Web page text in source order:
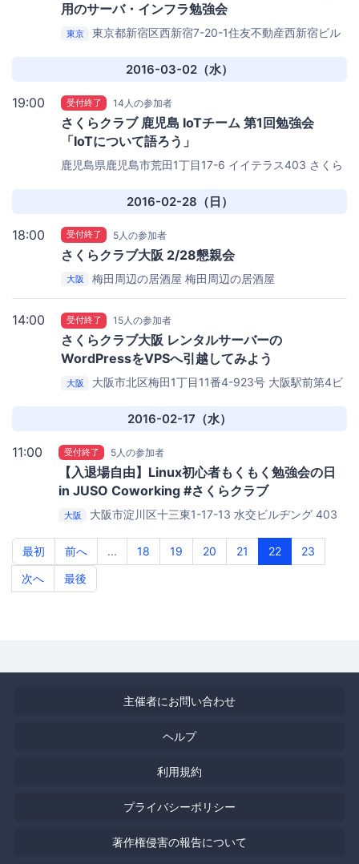
用のサーバ・インフラ勉強会
東京
東京都新宿区西新宿7-20-1住友不動産西新宿ビル
支社カンファレンスルーム
2016-03-02（水）
19:00 受付終了 14人の参加者
さくらクラブ 鹿児島 IoTチーム 第1回勉強会
「IoTについて語ろう」
鹿児島県鹿児島市荒田1丁目17-6 イイテラス403 さくら
2016-02-28（日）
18:00 受付終了 5人の参加者
さくらクラブ大阪 2/28懇親会
大阪 梅田周辺の居酒屋 梅田周辺の居酒屋
14:00 受付終了 15人の参加者
さくらクラブ大阪 レンタルサーバーの
WordPressをVPSへ引越してみよう
大阪
大阪市北区梅田1丁目11番4-923号 大阪駅前第4ビ
| ジョーズ ビジネスセンター
2016-02-17（水）
11:00 受付終了 5人の参加者
【入退場自由】Linux初心者もくもく勉強会の日
in JUSO Coworking #さくらクラブ
大阪
大阪市淀川区十三東1-17-13 水交ビルヂング 403
最初
前へ ... 18 19 20 21 22
23
次へ
最後
主催者にお問い合わせ
ヘルプ
利用規約
プライバシーポリシー
著作権侵害の報告について